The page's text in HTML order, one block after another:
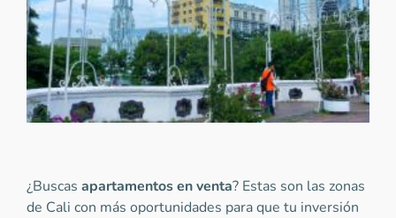
¿Buscas apartamentos en venta? Estas son las zonas
de Cali con más oportunidades para que tu inversión